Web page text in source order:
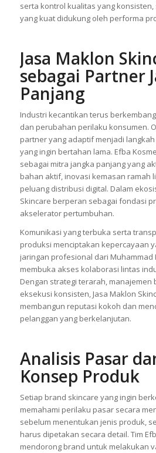
serta kontrol kualitas yang
yang kuat didukung oleh performa
Jasa Maklon
sebagai Partner
Panjang
Industri kecantikan terus
dan perubahan perilaku konsumen.
partner yang adaptif menjadi
yang ingin bertahan lama. Efba
sebagai mitra jangka panjang yang
bahan aktif, inovasi kemasan ramah
peluang distribusi digital. Dalam
Skincare berperan sebagai fondasi
akselerator pertumbuhan.
Komunikasi yang terbuka serta
produksi menciptakan kepercayaan
jaringan profesional dari Muhammad
membuka akses kolaborasi lintas
Dengan strategi terarah, manajemen
eksekusi konsisten, Jasa Maklon
membangun reputasi kokoh dan
pelanggan yang berkelanjutan.
Analisis Pasar
Konsep Produk
Setiap brand skincare yang ingin
memahami perilaku pasar secara
sebelum menentukan jenis produk,
harus dipetakan secara detail. Tim
mendorong brand untuk melakukan